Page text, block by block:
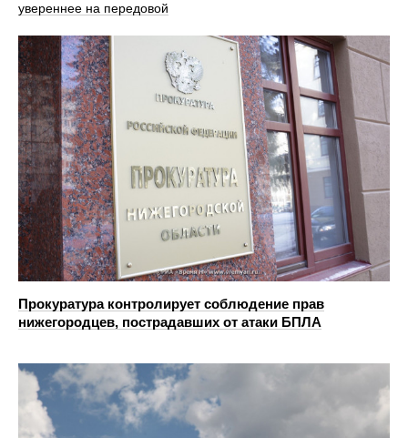
увереннее на передовой
Прокуратура контролирует соблюдение прав
нижегородцев, пострадавших от атаки БПЛА